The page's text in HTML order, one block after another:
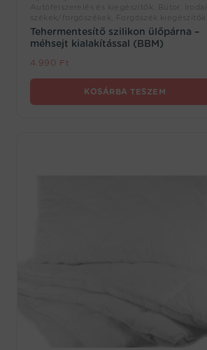
Tehermentesítő szilikon ülőpárna –
méhsejt kialakítással (BBM)
4.990 Ft
KOSÁRBA TESZEM